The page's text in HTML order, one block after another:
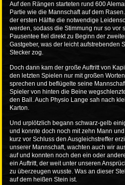
Auf den Rängen starteten rund 600
Partie wie die Mannschaft auf dem
der ersten Hälfte die notwendige
werden, sodass die Stimmung nur so vor
Pausentee fiel direkt zu Beginn der
Gastgeber, was der leicht aufstrebenden
Stecker zog.
Doch dann kam der große Auftritt von
den letzten Spielen nur mit großen
sprechen und beflügelte seine
Spieler von hinten die Beine
den Ball. Auch Physio Lange sah nach
Karton.
Und urplötzlich begann schwarz-gelb
und konnte doch noch mit zehn Mann
kurz vor Schluss den Ausgleichstreffer
unserer Mannschaft, wachten auch wir
auf und konnten noch den ein oder
ein Auftritt, der weit unter unseren
zu überzeugen wusste. Was an dieser
auf dem heißen Stein ist.